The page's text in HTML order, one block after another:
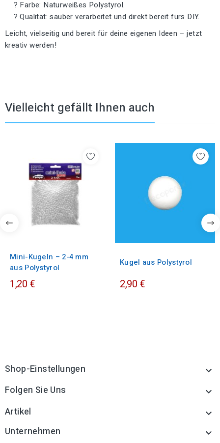
? Farbe: Naturweißes Polystyrol.
? Qualität: sauber verarbeitet und direkt bereit fürs DIY.
Leicht, vielseitig und bereit für deine eigenen Ideen – jetzt
kreativ werden!
Vielleicht gefällt Ihnen auch
Mini-Kugeln – 2-4 mm
aus Polystyrol
1,20 €
Kugel aus Polystyrol
2,90 €
Shop-Einstellungen 
Folgen Sie Uns 
Artikel 
Unternehmen 